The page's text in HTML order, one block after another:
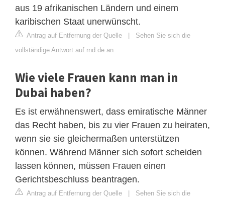
aus 19 afrikanischen Ländern und einem
karibischen Staat unerwünscht.
Antrag auf Entfernung der Quelle | Sehen Sie sich die
vollständige Antwort auf rnd.de an
Wie viele Frauen kann man in
Dubai haben?
Es ist erwähnenswert, dass emiratische Männer
das Recht haben, bis zu vier Frauen zu heiraten,
wenn sie sie gleichermaßen unterstützen
können. Während Männer sich sofort scheiden
lassen können, müssen Frauen einen
Gerichtsbeschluss beantragen.
Antrag auf Entfernung der Quelle | Sehen Sie sich die